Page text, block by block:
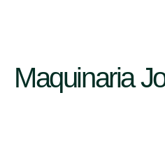
Maquinaria